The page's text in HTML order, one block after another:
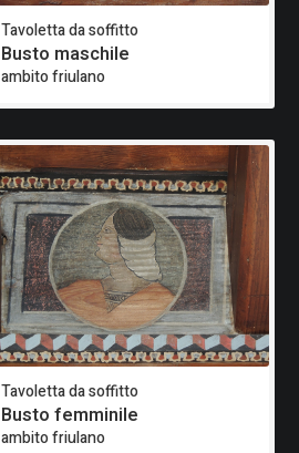
Tavoletta da soffitto
Busto maschile
ambito friulano
Tavoletta da soffitto
Busto femminile
ambito friulano